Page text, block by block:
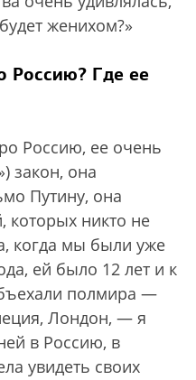
женихом?»
Россию? Где ее
Россию, ее очень
закон, она
Путину, она
которых никто не
когда мы были уже
ей было 12 лет и к
полмира —
Лондон, — я
в Россию, в
увидеть своих